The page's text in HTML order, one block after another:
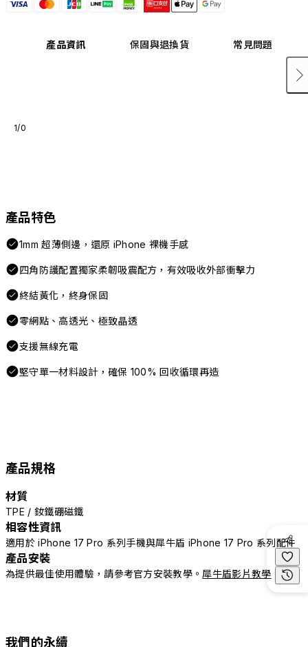
產品資訊 保固與退換貨 常見問題
1/0
產品特色
1mm 超薄側邊，還原 iPhone 裸機手感
四角防護配置獨家柔韌吸震配方，有效吸收外部衝擊力
終結黃化，終身保固
零網點、高透光、極致晶透
支援無線充電
堅守單一材料設計，確保 100% 回收循環再造
產品規格
材質
TPE / 釹鐵硼磁鐵
相容性資訊
適用於 iPhone 17 Pro 系列手機與犀牛盾 iPhone 17 Pro 系列配件
產品安裝
為提供最佳使用體驗，請參考官方安裝教學。 犀牛盾影片教學
我們的永續